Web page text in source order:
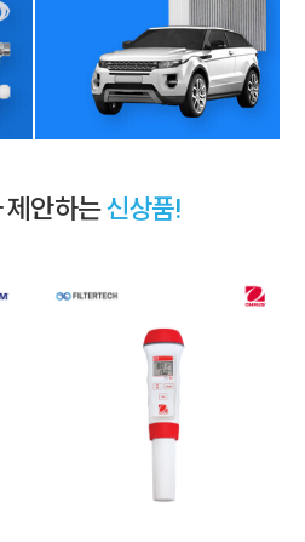
제안하는신상품!